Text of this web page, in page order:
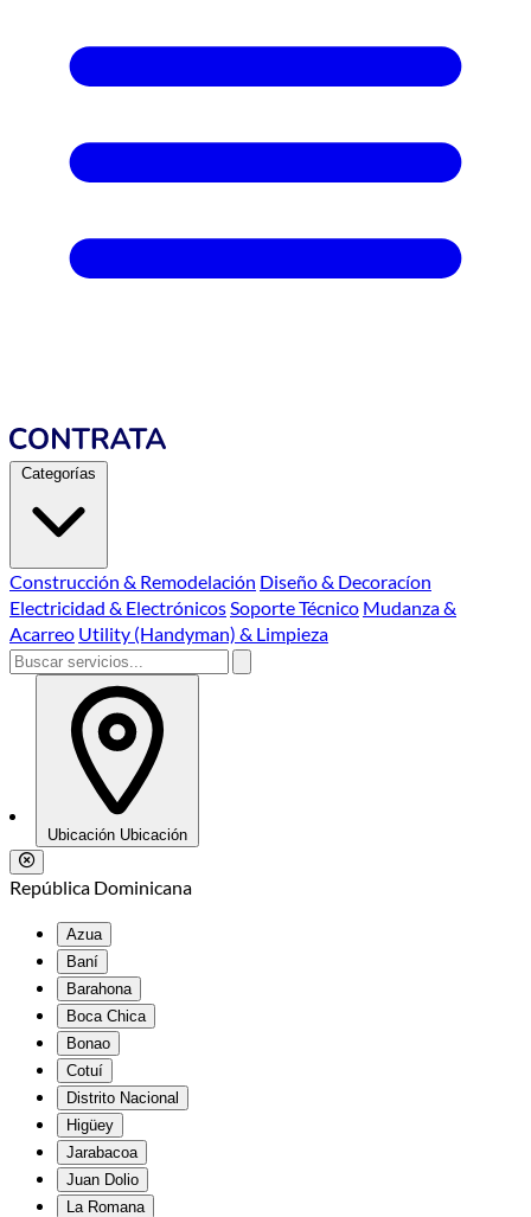
Categorías
Construcción & Remodelación Diseño & Decoracíon
Electricidad & ElectrónicosSoporte Técnico Mudanza &
Acarreo Utility (Handyman) & Limpieza
Ubicación Ubicación
República Dominicana
Azua
Baní
Barahona
Boca Chica
Bonao
Cotuí
Distrito Nacional
Higüey
Jarabacoa
Juan Dolio
La Romana